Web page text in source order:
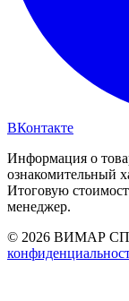
ВКонтакте
Информация о
ознакомительный
Итоговую
менеджер.
© 2026 ВИМАР